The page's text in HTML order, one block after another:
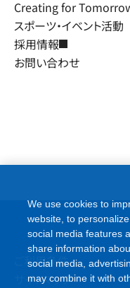
Creating for
スポーツ・イベント活動
採用情報
お問い合わせ
ご利用条件
サイトマップ
We use cookies to
website, to
social media features
share information
social media,
may combine it with